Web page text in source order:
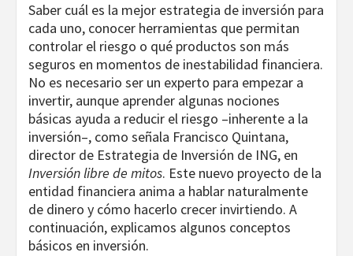
Saber cuál es la mejor estrategia de inversión para
cada uno, conocer herramientas que permitan
controlar el riesgo o qué productos son más
seguros en momentos de inestabilidad financiera.
No es necesario ser un experto para empezar a
invertir, aunque aprender algunas nociones
básicas ayuda a reducir el riesgo –inherente a la
inversión–, como señala Francisco Quintana,
director de Estrategia de Inversión de ING, en
Inversión libre de mitos. Este nuevo proyecto de la
entidad financiera anima a hablar naturalmente
de dinero y cómo hacerlo crecer invirtiendo. A
continuación, explicamos algunos conceptos
básicos en inversión.